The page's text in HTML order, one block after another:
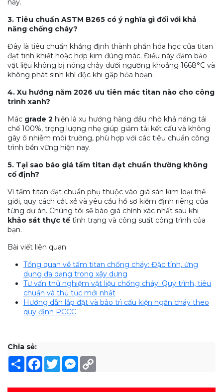
3. Tiêu chuẩn ASTM B265 có ý nghĩa gì đối với khả
năng chống cháy?
Đây là tiêu chuẩn khẳng định thành phần hóa học của titan
đạt tinh khiết hoặc hợp kim đúng mác. Điều này đảm bảo
vật liệu không bị nóng chảy dưới ngưỡng khoảng 1668°C và
không phát sinh khí độc khi gặp hỏa hoạn.
4. Xu hướng năm 2026 ưu tiên mác titan nào cho công
trình xanh?
Mác grade 2 hiện là xu hướng hàng đầu nhờ khả năng tái
chế 100%, trọng lượng nhẹ giúp giảm tải kết cấu và không
gây ô nhiễm môi trường, phù hợp với các tiêu chuẩn công
trình bền vững hiện nay.
5. Tại sao báo giá tấm titan đạt chuẩn thường không
cố định?
Vì tấm titan đạt chuẩn phụ thuộc vào giá sàn kim loại thế
giới, quy cách cắt xẻ và yêu cầu hồ sơ kiểm định riêng của
từng dự án. Chúng tôi sẽ báo giá chính xác nhất sau khi
khảo sát thực tếtình trạng và công suất công trình của
bạn.
Bài viết liên quan:
Tổng quan về tấm titan chống cháy: Đặc tính, ứng
dụng đa dạng trong xây dựng
Tư vấn thử nghiệm vật liệu chống cháy: Quy trình, tiêu
chuẩn và thủ tục mới nhất
Hướng dẫn lắp đặt và bảo trì cấu kiện ngăn cháy theo
quy định PCCC
Chia sẻ:
Share Facebook
TwitterMessenger